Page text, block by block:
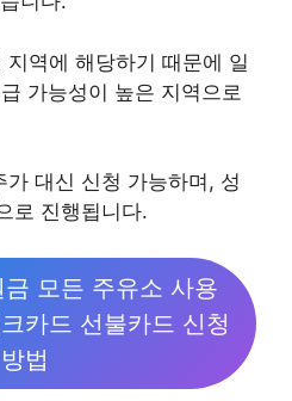
역에 해당하기 때문에 일
가능성이 높은 지역으로
대신 신청 가능하며, 성
로 진행됩니다.
모든 주유소 사용
카드 선불카드 신청
방법